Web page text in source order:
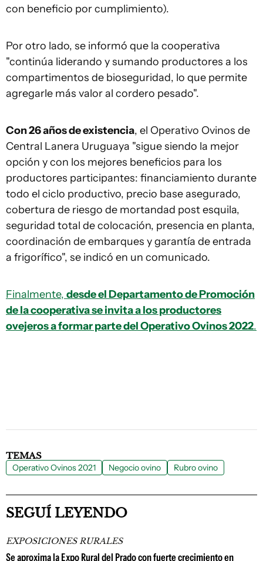
con beneficio por cumplimiento).
Por otro lado, se informó que la cooperativa
"continúa liderando y sumando productores a los
compartimentos de bioseguridad, lo que permite
agregarle más valor al cordero pesado".
Con 26 años de existencia, el Operativo Ovinos de
Central Lanera Uruguaya "sigue siendo la mejor
opción y con los mejores beneficios para los
productores participantes: financiamiento durante
todo el ciclo productivo, precio base asegurado,
cobertura de riesgo de mortandad post esquila,
seguridad total de colocación, presencia en planta,
coordinación de embarques y garantía de entrada
a frigorífico", se indicó en un comunicado.
Finalmente, desde el Departamento de Promoción
de la cooperativa se invita a los productores
ovejeros a formar parte del Operativo Ovinos 2022.
TEMAS
Operativo Ovinos 2021 Negocio ovino Rubro ovino
SEGUÍ LEYENDO
EXPOSICIONES RURALES
Se aproxima la Expo Rural del Prado con fuerte crecimiento en